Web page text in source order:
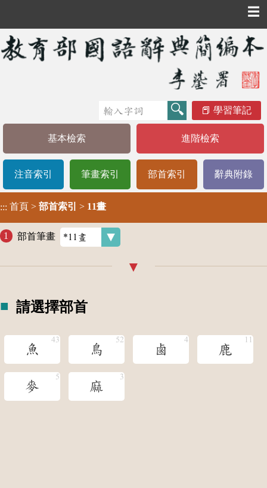
☰
學習筆記
基本檢索 進階檢索
注音索引 筆畫索引 部首索引 辭典附錄
::: 首頁 > 部首索引 > 11畫
部首筆畫
請選擇部首
魚 鳥 鹵 鹿
麥 麻